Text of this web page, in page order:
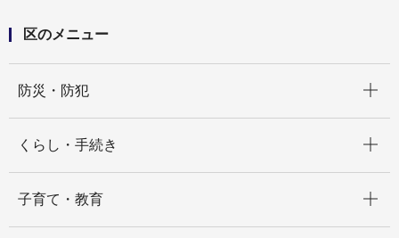
区のメニュー
防災・防犯
くらし・手続き
子育て・教育